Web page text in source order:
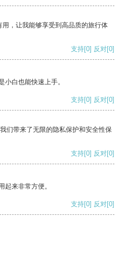
，让我能够享受到高品质的旅行体
支持[0] 反对[0]
小白也能快速上手。
支持[0] 反对[0]
们带来了无限的隐私保护和安全性保
支持[0] 反对[0]
起来非常方便。
支持[0] 反对[0]